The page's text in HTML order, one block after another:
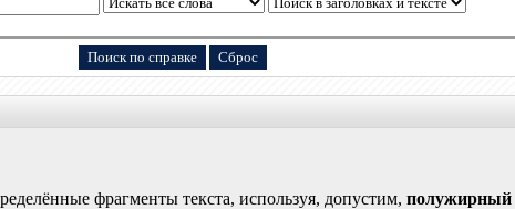
фрагменты текста, используя, допустим,полужирный